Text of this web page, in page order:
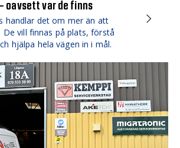
oavsett var de finns
handlar det om mer än att
De vill finnas på plats, förstå
hjälpa hela vägen in i mål.